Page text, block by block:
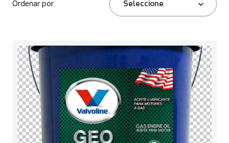
Ordenar por Seleccione